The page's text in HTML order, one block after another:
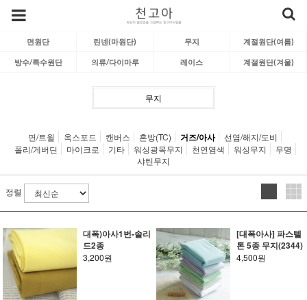
면원단 린넨(마원단) 무지 계절원단(여름)
방수/특수원단 의류/다이마루 레이스 계절원단(겨울)
무지
면/트윌 옥스포드 캔버스 혼방(TC) 거즈/아사
선염/해지/도비
폴리/게버딘
마이크로 기타 워싱광목무지 천연염색 워싱무지
무명
샤틴무지
정렬
대폭)아사1번-솔리
드2종
3,200원
[대폭아사] 파스텔
톤 5종 무지(2344)
4,500원